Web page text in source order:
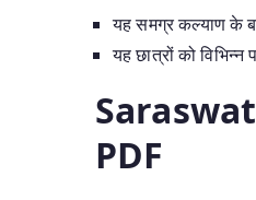
यह समग्र कल्याण के
यह छात्रों को
PDF